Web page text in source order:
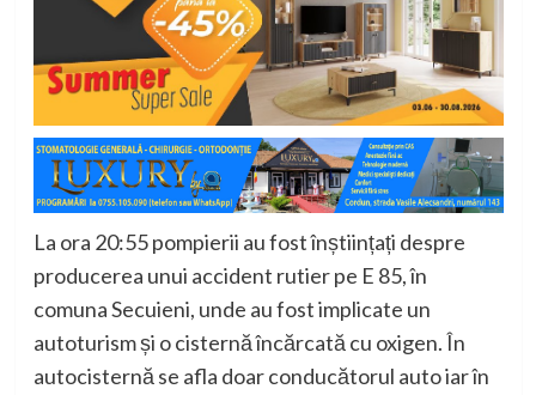
La ora 20:55 pompierii au fost înștiințați despre
producerea unui accident rutier pe E 85, în
comuna Secuieni, unde au fost implicate un
autoturism și o cisternă încărcată cu oxigen. În
autocisternă se afla doar conducătorul auto iar în